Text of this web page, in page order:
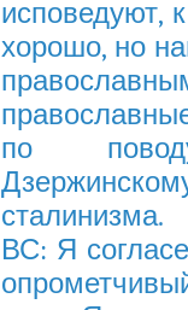
исповедуют,
хорошо, но
по
сталинизма.
ВС: Я